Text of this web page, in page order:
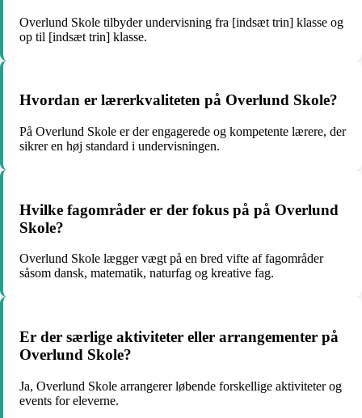
Overlund Skole tilbyder undervisning fra [indsæt trin] klasse og
op til [indsæt trin] klasse.
Hvordan er lærerkvaliteten på Overlund Skole?
På Overlund Skole er der engagerede og kompetente lærere, der
sikrer en høj standard i undervisningen.
Hvilke fagområder er der fokus på på Overlund
Skole?
Overlund Skole lægger vægt på en bred vifte af fagområder
såsom dansk, matematik, naturfag og kreative fag.
Er der særlige aktiviteter eller arrangementer på
Overlund Skole?
Ja, Overlund Skole arrangerer løbende forskellige aktiviteter og
events for eleverne.